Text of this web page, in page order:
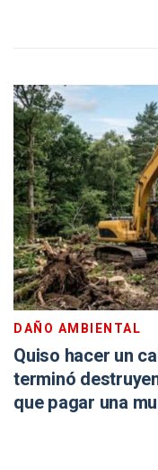
DAÑO AMBIENTAL
Quiso hacer un
terminó
que pagar una